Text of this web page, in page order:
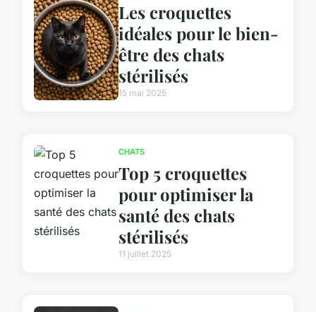
Les croquettes
idéales pour le bien-
être des chats
stérilisés
15 mai 2025
CHATS
Top 5 croquettes
pour optimiser la
santé des chats
stérilisés
11 juillet 2025